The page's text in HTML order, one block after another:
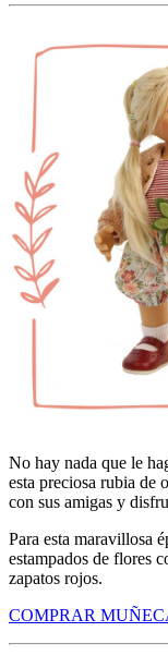
No hay nada que le
esta preciosa rubia de
con sus amigas y
Para esta maravillosa
estampados de flores
zapatos rojos.
COMPRAR